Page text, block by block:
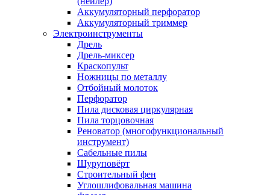
Аккумуляторный перфоратор
Аккумуляторный триммер
Электроинструменты
Дрель
Дрель-миксер
Краскопульт
Ножницы по металлу
Отбойный молоток
Перфоратор
Пила дисковая циркулярная
Пила торцовочная
Реноватор (многофункциональный
инструмент)
Сабельные пилы
Шуруповёрт
Строительный фен
Углошлифовальная машина